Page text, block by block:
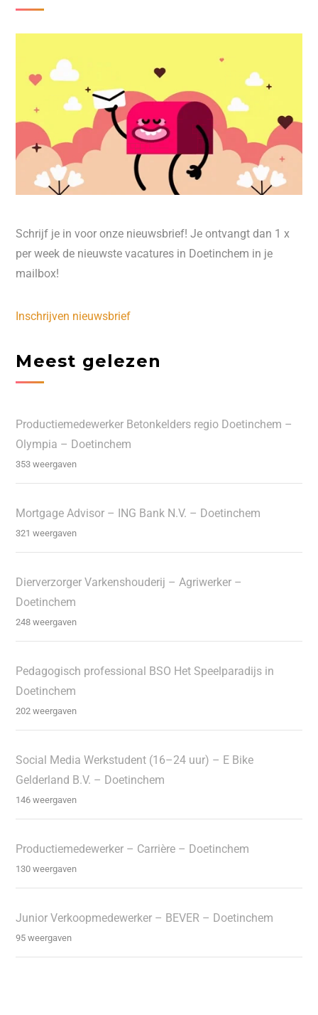
Schrijf je in voor onze nieuwsbrief! Je ontvangt dan 1 x
per week de nieuwste vacatures in Doetinchem in je
mailbox!
Inschrijven nieuwsbrief
Meest gelezen
Productiemedewerker Betonkelders regio Doetinchem –
Olympia – Doetinchem
353 weergaven
Mortgage Advisor – ING Bank N.V. – Doetinchem
321 weergaven
Dierverzorger Varkenshouderij – Agriwerker –
Doetinchem
248 weergaven
Pedagogisch professional BSO Het Speelparadijs in
Doetinchem
202 weergaven
Social Media Werkstudent (16–24 uur) – E Bike
Gelderland B.V. – Doetinchem
146 weergaven
Productiemedewerker – Carrière – Doetinchem
130 weergaven
Junior Verkoopmedewerker – BEVER – Doetinchem
95 weergaven